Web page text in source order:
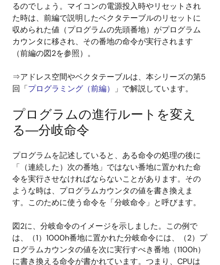
るのでしょう。マイコンの電源投入時やリセットされ
た時は、前編で説明したベクタテーブルのリセットに
収められた値（プログラムの先頭番地）がプログラム
カウンタに移され、その番地の命令が実行されます
（前編の図2を参照）。
⇒アドレス空間やベクタテーブルは、本シリーズの第5
回「プログラミング（前編） 」で解説しています。
プログラムの進行ルートを変え
る―分岐命令
プログラムを記述していると、ある命令の処理の後に
「（連続した）次の番地」ではない番地に置かれた命
令を実行させなければならないことがあります。その
ような時は、プログラムカウンタの値を書き換えま
す。このために使う命令を「分岐命令」と呼びます。
図2に、分岐命令のイメージを示しました。この例で
は、（1）1000h番地に置かれた分岐命令には、（2）プ
ログラムカウンタの値を次に実行すべき番地（1100h）
に書き換える命令が書かれています。つまり、CPUは